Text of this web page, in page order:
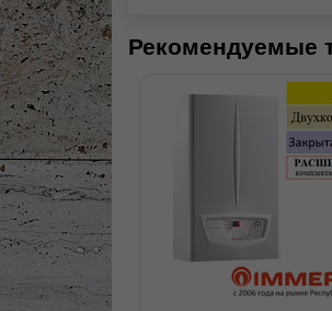
Рекомендуемые